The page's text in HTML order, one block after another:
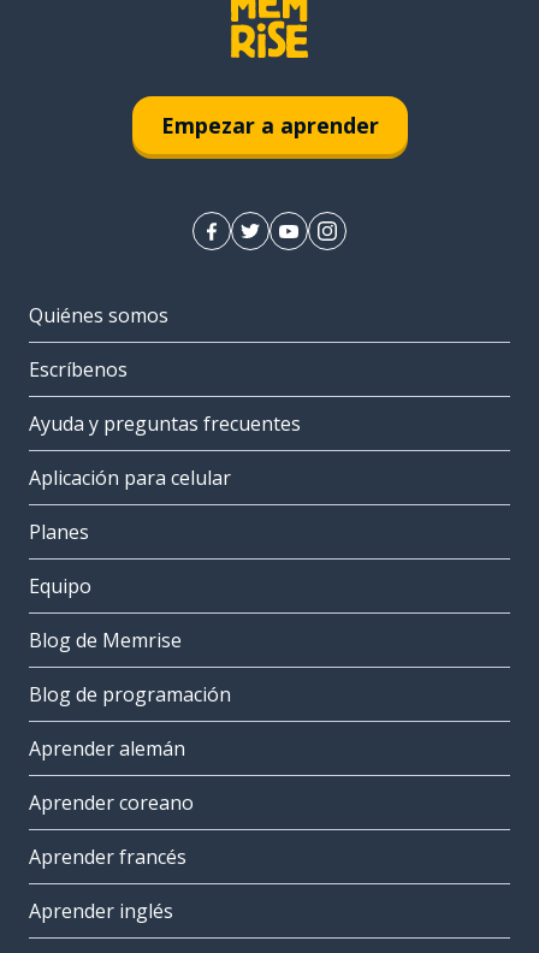
Empezar a aprender
Quiénes somos
Escríbenos
Ayuda y preguntas frecuentes
Aplicación para celular
Planes
Equipo
Blog de Memrise
Blog de programación
Aprender alemán
Aprender coreano
Aprender francés
Aprender inglés